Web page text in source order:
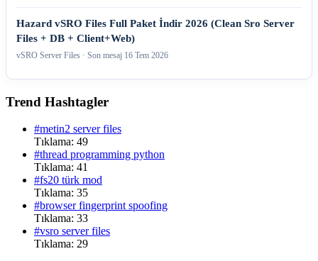
Hazard vSRO Files Full Paket İndir 2026 (Clean Sro Server
Files + DB + Client+Web)
vSRO Server Files · Son mesaj 16 Tem 2026
Trend Hashtagler
#metin2 server files
Tıklama: 49
#thread programming python
Tıklama: 41
#fs20 türk mod
Tıklama: 35
#browser fingerprint spoofing
Tıklama: 33
#vsro server files
Tıklama: 29